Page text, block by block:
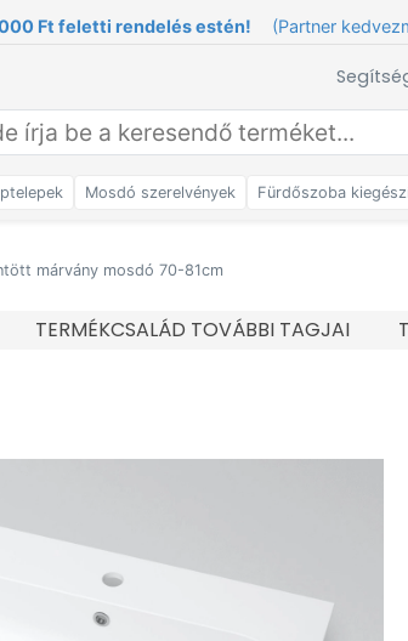
Ft feletti rendelés estén! (Partner
Mosdó szerelvények Fürdőszoba
márvány mosdó 70-81cm
TERMÉKCSALÁD TOVÁBBI TAGJAI